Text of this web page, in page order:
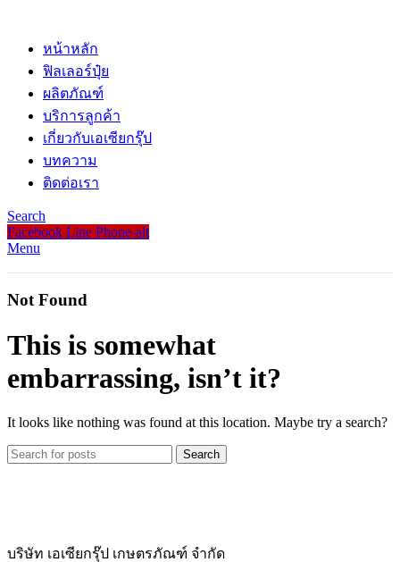
หน้าหลัก
ฟิลเลอร์ปุ๋ย
ผลิตภัณฑ์
บริการลูกค้า
เกี่ยวกับเอเซียกรุ๊ป
บทความ
ติดต่อเรา
Search
Facebook Line Phone-alt
Menu
Not Found
This is somewhat
embarrassing, isn’t it?
It looks like nothing was found at this location. Maybe try a search?
Search
บริษัท เอเซียกรุ๊ป เกษตรภัณฑ์ จำกัด